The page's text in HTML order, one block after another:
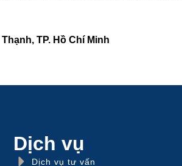
TP. Hồ Chí Minh
Dịch vụ
Dịch vụ tư vấn